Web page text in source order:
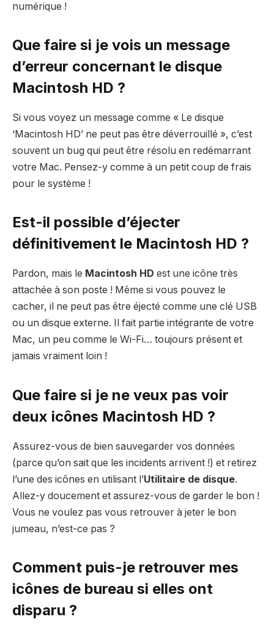
numérique !
Que faire si je vois un message
d’erreur concernant le disque
Macintosh HD ?
Si vous voyez un message comme « Le disque
‘Macintosh HD’ ne peut pas être déverrouillé », c’est
souvent un bug qui peut être résolu en redémarrant
votre Mac. Pensez-y comme à un petit coup de frais
pour le système !
Est-il possible d’éjecter
définitivement le Macintosh HD ?
Pardon, mais le Macintosh HD est une icône très
attachée à son poste ! Même si vous pouvez le
cacher, il ne peut pas être éjecté comme une clé USB
ou un disque externe. Il fait partie intégrante de votre
Mac, un peu comme le Wi-Fi… toujours présent et
jamais vraiment loin !
Que faire si je ne veux pas voir
deux icônes Macintosh HD ?
Assurez-vous de bien sauvegarder vos données
(parce qu’on sait que les incidents arrivent !) et retirez
l’une des icônes en utilisant l’Utilitaire de disque.
Allez-y doucement et assurez-vous de garder le bon !
Vous ne voulez pas vous retrouver à jeter le bon
jumeau, n’est-ce pas ?
Comment puis-je retrouver mes
icônes de bureau si elles ont
disparu ?